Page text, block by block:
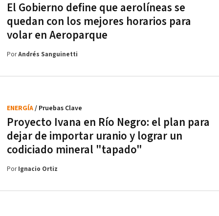
El Gobierno define que aerolíneas se
quedan con los mejores horarios para
volar en Aeroparque
PorAndrés Sanguinetti
Proyecto Ivana en Río Negro: el plan para
dejar de importar uranio y lograr un
codiciado mineral "tapado"
ENERGÍA/ Pruebas Clave
PorIgnacio Ortiz